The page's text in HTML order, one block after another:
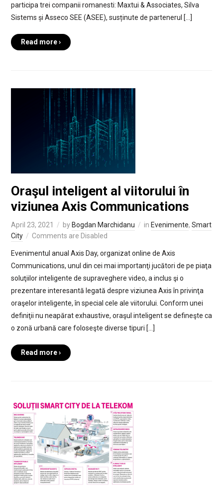
participa trei companii romanesti: Maxtui & Associates, Silva
Sistems și Asseco SEE (ASEE), susținute de partenerul […]
Read more ›
Oraşul inteligent al viitorului în
viziunea Axis Communications
April 23, 2021 by Bogdan Marchidanu in Evenimente, Smart
City
Comments are Disabled
Evenimentul anual Axis Day, organizat online de Axis
Communications, unul din cei mai importanţi jucători de pe piaţa
soluţiilor inteligente de supraveghere video, a inclus şi o
prezentare interesantă legată despre viziunea Axis în privinţa
oraşelor inteligente, în special cele ale viitorului. Conform unei
definiţii nu neapărat exhaustive, oraşul inteligent se defineşte ca
o zonă urbană care foloseşte diverse tipuri […]
Read more ›